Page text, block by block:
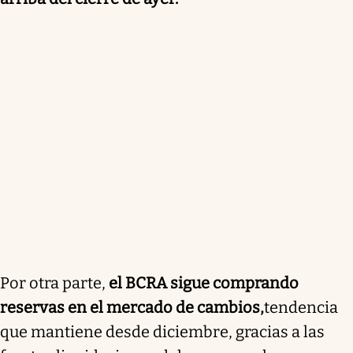
Por otra parte, el BCRA sigue comprando
reservas en el mercado de cambios,tendencia
que mantiene desde diciembre, gracias a las